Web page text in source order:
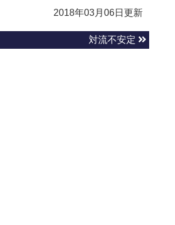
2018年03月06日更新
対流不安定